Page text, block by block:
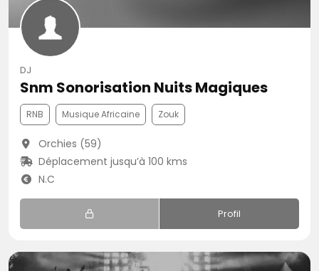
DJ
Snm Sonorisation Nuits Magiques
RNB Musique Africaine Zouk
Orchies (59)
Déplacement jusqu’à 100 kms
N.C
Profil